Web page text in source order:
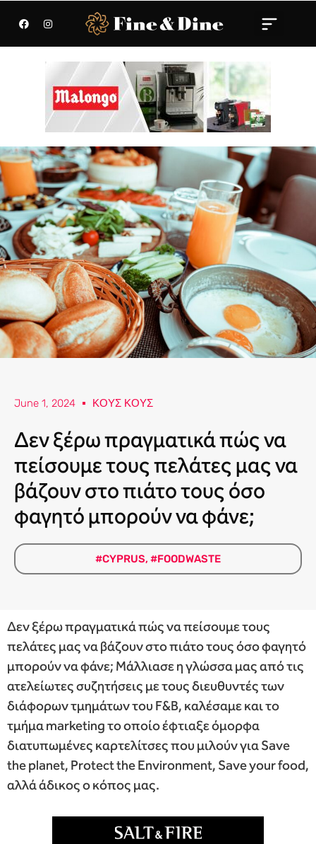
June 1, 2024 ΚΟΥΣ ΚΟΥΣ
Δεν ξέρω πραγματικά πώς να
πείσουμε τους πελάτες μας να
βάζουν στο πιάτο τους όσο
φαγητό μπορούν να φάνε;
#CYPRUS, #FOODWASTE
Δεν ξέρω πραγματικά πώς να πείσουμε τους
πελάτες μας να βάζουν στο πιάτο τους όσο φαγητό
μπορούν να φάνε; Μάλλιασε η γλώσσα μας από τις
ατελείωτες συζητήσεις με τους διευθυντές των
διάφορων τμημάτων του F&B, καλέσαμε και το
τμήμα marketing το οποίο έφτιαξε όμορφα
διατυπωμένες καρτελίτσες που μιλούν για Save
the planet, Protect the Environment, Save your food,
αλλά άδικος ο κόπος μας.